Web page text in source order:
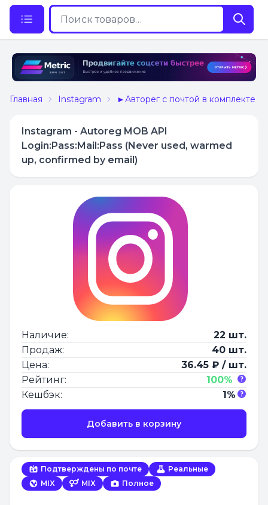
Главная Instagram ►Авторег с почтой в комплекте
Instagram - Autoreg MOB API
Login:Pass:Mail:Pass (Never used, warmed
up, confirmed by email)
Подтверждены по почте
Реальные
MIX
MIX Полное
Наличие:
22 шт.
Продаж:
40 шт.
Цена:
36.45 ₽ / шт.
Рейтинг:
100%
Кешбэк:
1%
Добавить в корзину